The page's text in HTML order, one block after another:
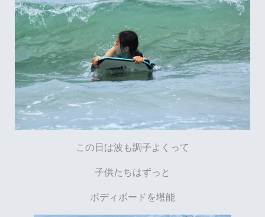
この日は波も調子よくって
子供たちはずっと
ボディボードを堪能